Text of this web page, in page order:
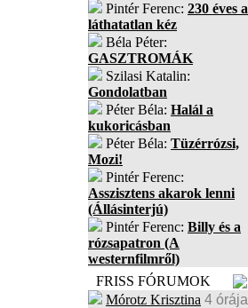
Pintér Ferenc: 230 éves a
láthatatlan kéz
Béla Péter:
GASZTROMÁK
Szilasi Katalin:
Gondolatban
Péter Béla: Halál a
kukoricásban
Péter Béla: Tüzérrózsi,
Mozi!
Pintér Ferenc:
Asszisztens akarok lenni
(Állásinterjú)
Pintér Ferenc: Billy és a
rózsapatron (A
westernfilmről)
FRISS FÓRUMOK
Mórotz Krisztina 4 órája